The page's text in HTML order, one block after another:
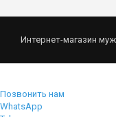
Интернет-магазин
Позвонить нам
WhatsApp